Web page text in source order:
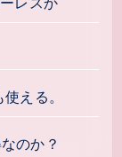
える。
のか？